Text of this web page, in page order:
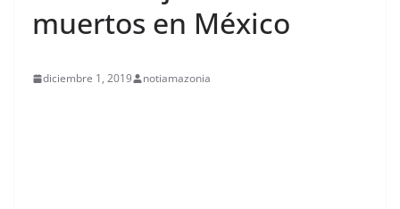
muertos en México
diciembre 1, 2019 notiamazonia